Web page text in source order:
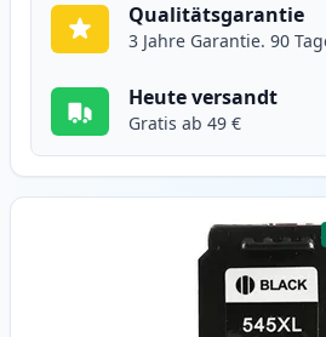
Qualitätsgarantie
3 Jahre Garantie. 90
Heute versandt
Gratis ab 49 €